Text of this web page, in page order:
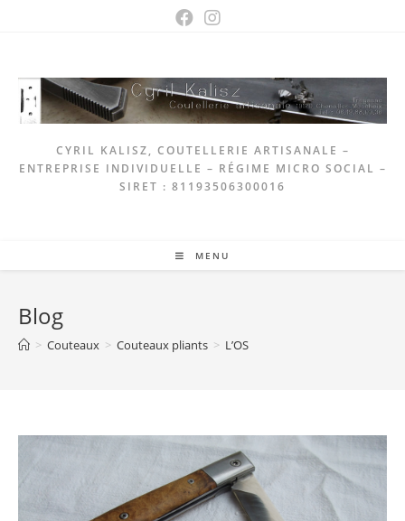
CYRIL KALISZ, COUTELLERIE ARTISANALE –
ENTREPRISE INDIVIDUELLE – RÉGIME MICRO SOCIAL –
SIRET : 81193506300016
MENU
Blog
> Couteaux > Couteaux pliants > L’OS